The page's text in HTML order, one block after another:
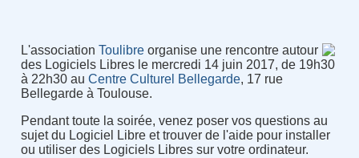
L'association Toulibreorganise une rencontre autour
des Logiciels Libres le mercredi 14 juin 2017, de 19h30
à 22h30 au Centre Culturel Bellegarde, 17 rue
Bellegarde à Toulouse.
Pendant toute la soirée, venez poser vos questions au
sujet du Logiciel Libre et trouver de l'aide pour installer
ou utiliser des Logiciels Libres sur votre ordinateur.